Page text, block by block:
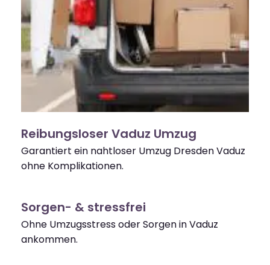
Reibungsloser Vaduz Umzug
Garantiert ein nahtloser Umzug Dresden Vaduz
ohne Komplikationen.
Sorgen- & stressfrei
Ohne Umzugsstress oder Sorgen in Vaduz
ankommen.